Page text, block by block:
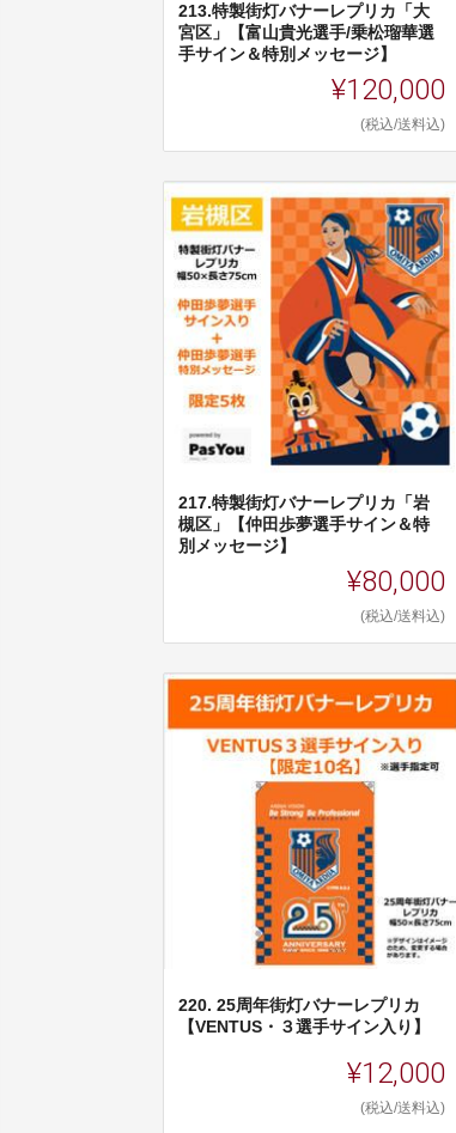
213.特製街灯バナーレプリカ「大
宮区」【富山貴光選手/乗松瑠華選
手サイン＆特別メッセージ】
¥120,000
(税込/送料込)
217.特製街灯バナーレプリカ「岩
槻区」【仲田歩夢選手サイン＆特
別メッセージ】
¥80,000
(税込/送料込)
220. 25周年街灯バナーレプリカ
【VENTUS・３選手サイン入り】
¥12,000
(税込/送料込)